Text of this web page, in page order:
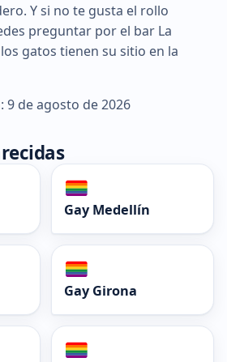
Y si no te gusta el rollo
preguntar por el bar La
gatos tienen su sitio en la
9 de agosto de 2026
Gay Medellín
Gay Girona